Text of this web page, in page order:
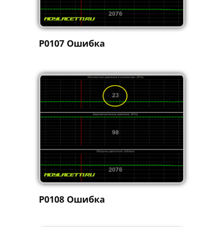
P0107 Ошибка
P0108 Ошибка